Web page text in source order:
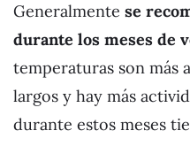
Generalmente se
durante los meses de
temperaturas son más
largos y hay más
durante estos meses